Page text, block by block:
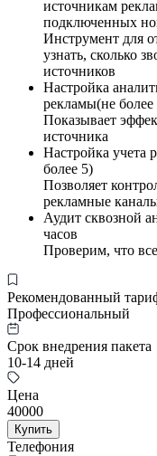
источникам
подключенных
Инструмент для
узнать, сколько
источников
Настройка
рекламы(не более
Показывает
источника
Настройка учета
более 5)
Позволяет
рекламные
Аудит сквозной
часов
Проверим, что
Рекомендованный
Профессиональный
Срок внедрения пакета
10-14 дней
Цена
40000
Купить
Телефония